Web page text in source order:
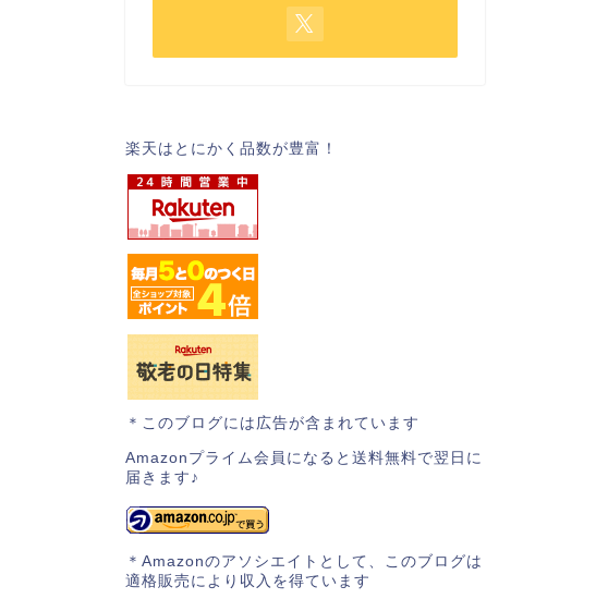
楽天はとにかく品数が豊富！
＊このブログには広告が含まれています
Amazonプライム会員になると送料無料で翌日に
届きます♪
＊Amazonのアソシエイトとして、このブログは
適格販売により収入を得ています